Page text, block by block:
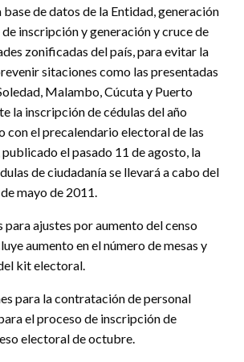
de datos de la Entidad, generación
inscripción y generación y cruce de
zonificadas del país, para evitar la
sitaciones como las presentadas
Malambo, Cúcuta y Puerto
la inscripción de cédulas del año
con el precalendario electoral de las
el pasado 11 de agosto, la
de ciudadanía se llevará a cabo del
mayo de 2011.
ajustes por aumento del censo
aumento en el número de mesas y
kit electoral.
para la contratación de personal
el proceso de inscripción de
electoral de octubre.